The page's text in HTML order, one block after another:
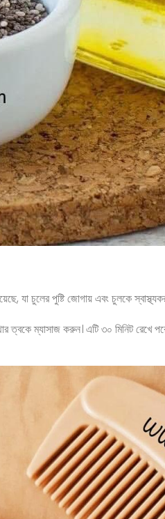
যা চুলের পুষ্টি জোগায় এবং চুলকে
ত্বকে ম্যাসাজ করুন। এটি ৩০ মিনিট রেখে